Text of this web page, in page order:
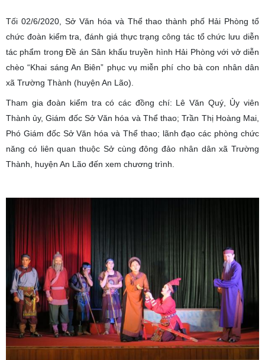
Tối 02/6/2020, Sở Văn hóa và Thể thao thành phố Hải Phòng tổ
chức đoàn kiểm tra, đánh giá thực trạng công tác tổ chức lưu diễn
tác phẩm trong Đề án Sân khấu truyền hình Hải Phòng với vở diễn
chèo “Khai sáng An Biên” phục vụ miễn phí cho bà con nhân dân
xã Trường Thành (huyện An Lão).
Tham gia đoàn kiểm tra có các đồng chí: Lê Văn Quý, Ủy viên
Thành ủy, Giám đốc Sở Văn hóa và Thể thao; Trần Thị Hoàng Mai,
Phó Giám đốc Sở Văn hóa và Thể thao; lãnh đạo các phòng chức
năng có liên quan thuộc Sở cùng đông đảo nhân dân xã Trường
Thành, huyện An Lão đến xem chương trình.